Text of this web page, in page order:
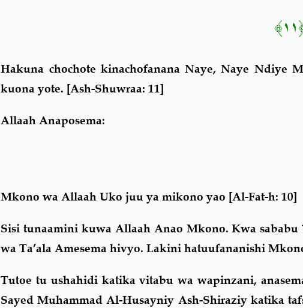
Hakuna chochote kinachofanana Naye, Naye Ndiye
kuona yote. [Ash-Shuwraa: 11]
Allaah Anaposema:
Mkono wa Allaah Uko juu ya mikono yao [Al-Fat-h: 10]
Sisi tunaamini kuwa Allaah Anao Mkono. Kwa sababu
wa Ta’ala Amesema hivyo. Lakini hatuufananishi
Tutoe tu ushahidi katika vitabu wa wapinzani,
Sayed Muhammad Al-Husayniy Ash-Shiraziy katika